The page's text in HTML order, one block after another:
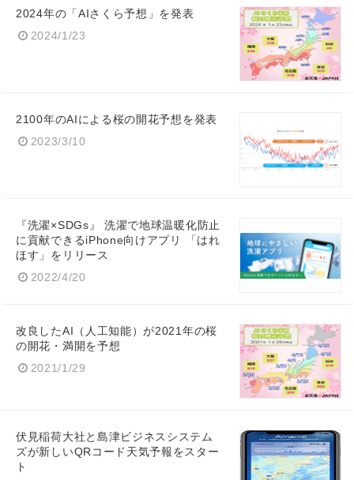
2024年の「AIさくら予想」を発表
2024/1/23
2100年のAIによる桜の開花予想を発表
2023/3/10
『洗濯×SDGs』 洗濯で地球温暖化防止
に貢献できるiPhone向けアプリ 「はれ
ほす」をリリース
2022/4/20
改良したAI（人工知能）が2021年の桜
の開花・満開を予想
2021/1/29
伏見稲荷大社と島津ビジネスシステム
ズが新しいQRコード天気予報をスター
ト